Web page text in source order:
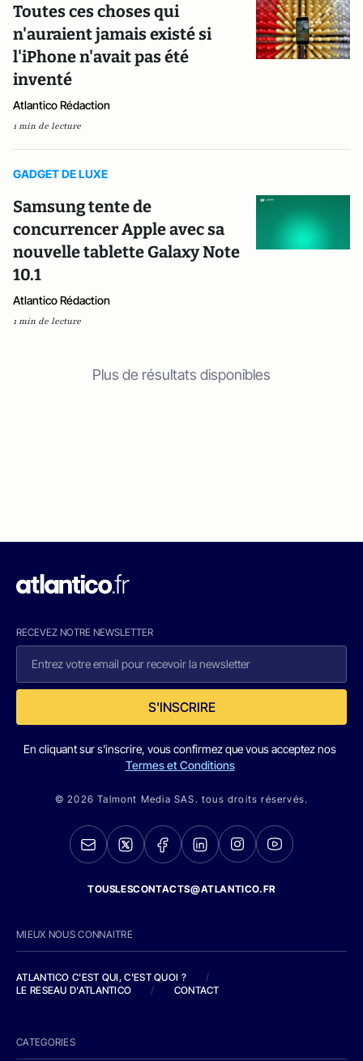
Toutes ces choses qui
n'auraient jamais existé si
l'iPhone n'avait pas été
inventé
Atlantico Rédaction
1 min de lecture
GADGET DE LUXE
Samsung tente de
concurrencer Apple avec sa
nouvelle tablette Galaxy Note
10.1
Atlantico Rédaction
1 min de lecture
Plus de résultats disponibles
RECEVEZ NOTRE NEWSLETTER
S'INSCRIRE
En cliquant sur s'inscrire, vous confirmez que vous acceptez nos
Termes et Conditions
© 2026 Talmont Media SAS. tous droits réservés.
TOUSLESCONTACTS@ATLANTICO.FR
MIEUX NOUS CONNAITRE
ATLANTICO C'EST QUI, C'EST QUOI ?
/
LE RESEAU D'ATLANTICO
/ CONTACT
CATEGORIES